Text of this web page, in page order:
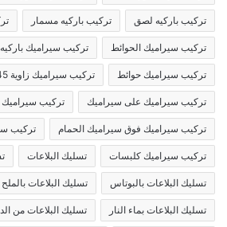
تركيب باركيه لصق تركيب باركيه مسمار
تركيب سيراميك الحوائط تركيب سيراميك باركيه
تركيب سيراميك حوائط تركيب سيراميك زاوية 45
تركيب سيراميك على سيراميك تركيب سيراميك
تركيب سيراميك فوق سيراميك الحمام تركيب
تركيب سيراميك كلبسات تسليك البلاعات
تسليك البلاعات بالبوتاس تسليك البلاعات بالملح
تسليك البلاعات بماء النار تسليك البلاعات من